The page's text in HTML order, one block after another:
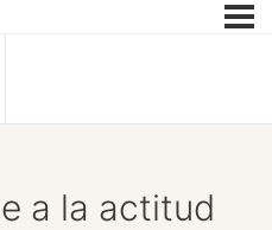
a la actitud